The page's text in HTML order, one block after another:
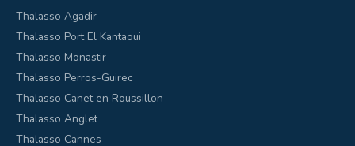
Thalasso Agadir
Thalasso Port El Kantaoui
Thalasso Monastir
Thalasso Perros-Guirec
Thalasso Canet en Roussillon
Thalasso Anglet
Thalasso Cannes